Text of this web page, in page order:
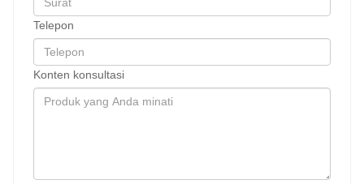
Telepon
Konten konsultasi